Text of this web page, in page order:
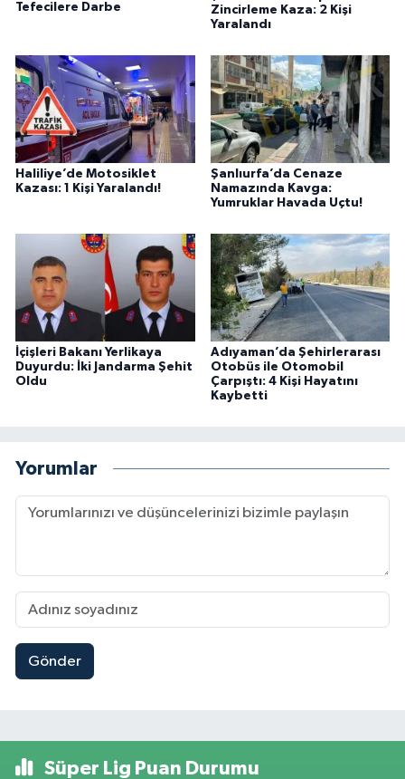
Tefecilere Darbe
Zincirleme Kaza: 2 Kişi
Yaralandı
Haliliye’de Motosiklet
Kazası: 1 Kişi Yaralandı!
Şanlıurfa’da Cenaze
Namazında Kavga:
Yumruklar Havada Uçtu!
İçişleri Bakanı Yerlikaya
Duyurdu: İki Jandarma Şehit
Oldu
Adıyaman’da Şehirlerarası
Otobüs ile Otomobil
Çarpıştı: 4 Kişi Hayatını
Kaybetti
Yorumlar
Gönder
Süper Lig Puan Durumu